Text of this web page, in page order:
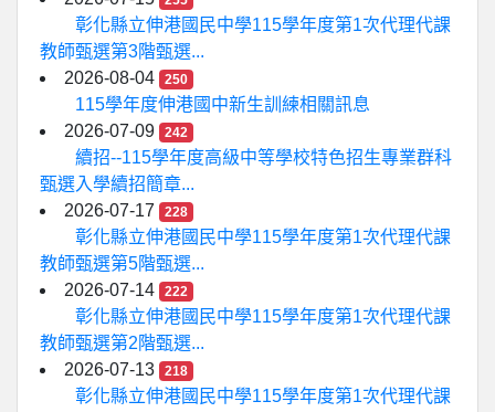
彰化縣立伸港國民中學115學年度第1次代理代課
教師甄選第3階甄選...
2026-08-04
250
115學年度伸港國中新生訓練相關訊息
2026-07-09
242
續招--115學年度高級中等學校特色招生專業群科
甄選入學續招簡章...
2026-07-17
228
彰化縣立伸港國民中學115學年度第1次代理代課
教師甄選第5階甄選...
2026-07-14
222
彰化縣立伸港國民中學115學年度第1次代理代課
教師甄選第2階甄選...
2026-07-13
218
彰化縣立伸港國民中學115學年度第1次代理代課